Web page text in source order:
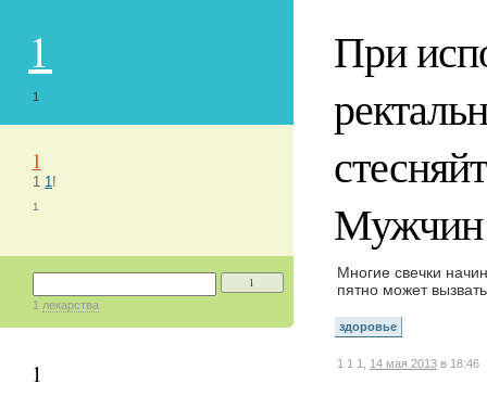
1
1
1
1 1!
1
1
1 лекарства
1
При
Мужчин
Многие свечки
пятно может
здоровье
1 1 1, 14 мая 2013 в 18:46